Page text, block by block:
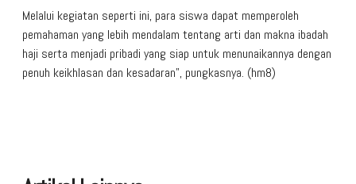
Melalui kegiatan seperti ini, para siswa dapat memperoleh
pemahaman yang lebih mendalam tentang arti dan makna ibadah
haji serta menjadi pribadi yang siap untuk menunaikannya dengan
penuh keikhlasan dan kesadaran”, pungkasnya. (hm8)